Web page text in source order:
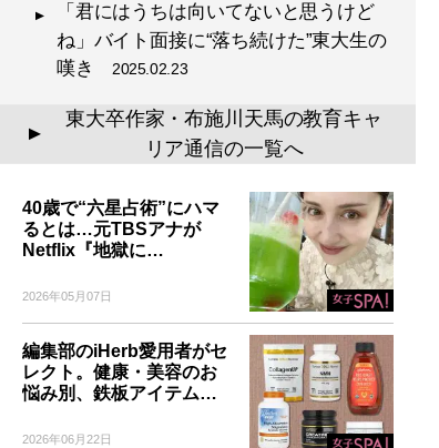
「君にはうちは向いてないと思うけど
ね」バイト面接に“落ち続けた”東大生の
嘆き 2025.02.23
▲
東大卒作家・布施川天馬の教育キャ
リア通信の一覧へ
40歳で“六星占術”にハマ
るとは…元TBSアナが
Netflix『地獄に…
2026年05月07日
編集部のiHerb愛用者がセ
レクト。健康・美容のお
悩み別、鉄板アイテム…
2026年06月22日